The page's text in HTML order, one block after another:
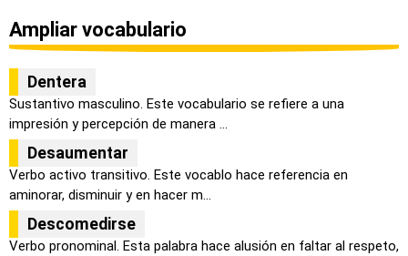
Ampliar vocabulario
Dentera
Sustantivo masculino. Este vocabulario se refiere a una
impresión y percepción de manera ...
Desaumentar
Verbo activo transitivo. Este vocablo hace referencia en
aminorar, disminuir y en hacer m...
Descomedirse
Verbo pronominal. Esta palabra hace alusión en faltar al respeto,